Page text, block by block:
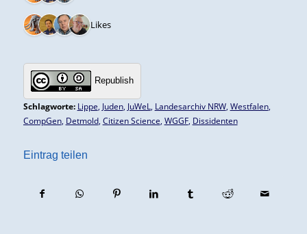
4 Likes
Republish
Schlagworte: Lippe, Juden, JuWeL, Landesarchiv NRW, Westfalen,
CompGen, Detmold, Citizen Science, WGGF, Dissidenten
Eintrag teilen